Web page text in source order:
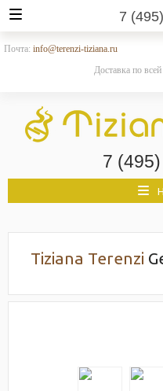
7
Почта: info@terenzi-tiziana.ru
Доставка по
7
Tiziana Terenzi